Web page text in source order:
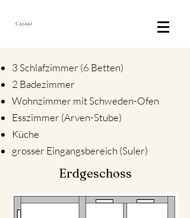
3 Schlafzimmer (6 Betten)
2 Badezimmer
Wohnzimmer mit Schweden-Ofen
Esszimmer (Arven-Stube)
Küche
grosser Eingangsbereich (Suler)
Erdgeschoss